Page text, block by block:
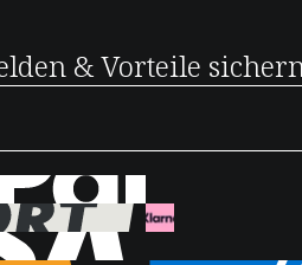
& Vorteile